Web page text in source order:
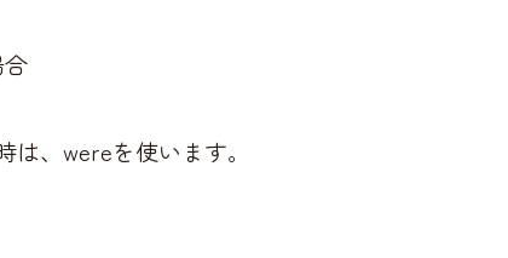
、wereを使います。